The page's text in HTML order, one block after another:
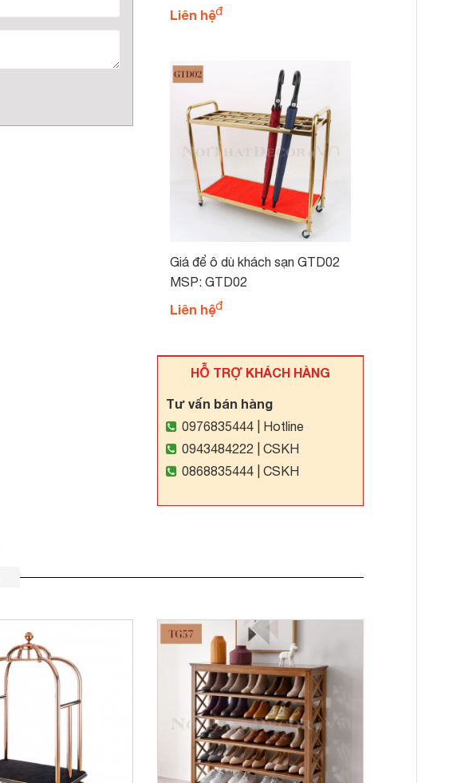
Liên hệ
Giá để ô dù khách sạn GTD02
MSP: GTD02
Liên hệ
HỖ TRỢ KHÁCH HÀNG
Tư vấn bán hàng
0976835444 | Hotline
0943484222 | CSKH
0868835444 | CSKH